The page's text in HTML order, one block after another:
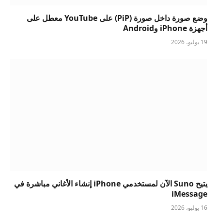
وضع صورة داخل صورة (PiP) على YouTube معطل على
أجهزة iPhone وAndroid
19 يوليو، 2026
يتيح Suno الآن لمستخدمي iPhone إنشاء الأغاني مباشرة في
iMessage
16 يوليو، 2026